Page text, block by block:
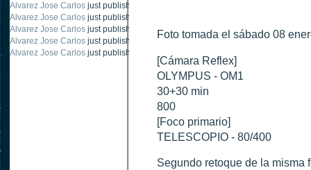
Alvarez Jose Carlos just published "
Alvarez Jose Carlos just published "
Alvarez Jose Carlos just published " Oposición Marte 30 de octubre 2020
Alvarez Jose Carlos just published " Oposición Marte 28 Octubre 2020 ".
Alvarez Jose Carlos just published "
Foto tomada el sábado 08
[Cámara Reflex]
OLYMPUS - OM1
30+30 min
800
[Foco primario]
TELESCOPIO - 80/400
Segundo retoque de la misma